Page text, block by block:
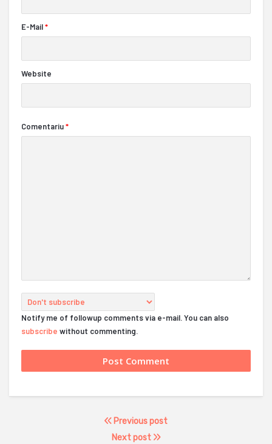
E-Mail*
Website
Comentariu*
Notify me of followup comments via e-mail. You can also
subscribe without commenting.
Previous post
Next post